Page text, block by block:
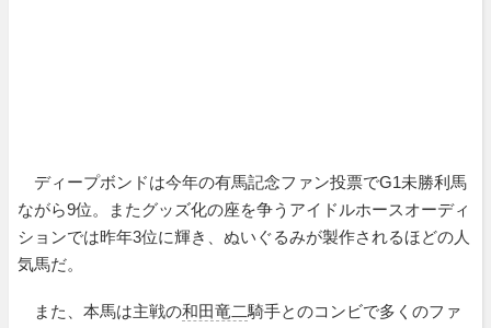
ディープボンドは今年の有馬記念ファン投票でG1未勝利馬
ながら9位。またグッズ化の座を争うアイドルホースオーディ
ションでは昨年3位に輝き、ぬいぐるみが製作されるほどの人
気馬だ。
また、本馬は主戦の和田竜二騎手とのコンビで多くのファ